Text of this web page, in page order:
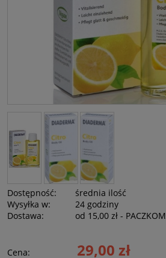
Dostępność:
średnia ilość
Wysyłka w:
24 godziny
Dostawa:
od 15,00 zł -
Cena nie zawiera ewentualnych kosztów
Cena: 29,00 zł